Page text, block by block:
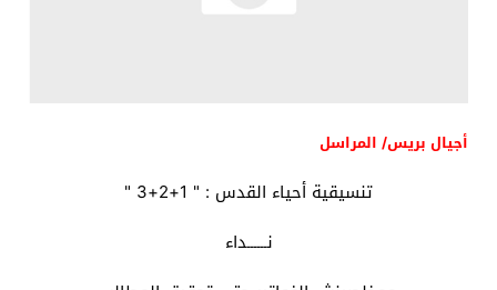
أجيال بريس/ المراسل
تنسيقية أحياء القدس : " 1+2+3 "
نــــــداء